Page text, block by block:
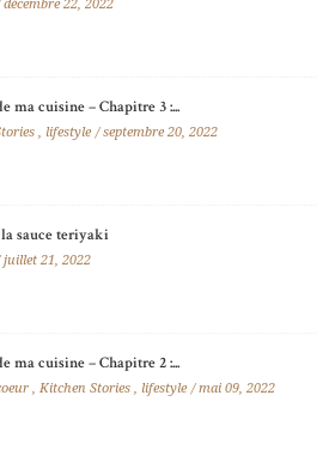
ma cuisine – Chapitre 3 :...
lifestyle septembre 20, 2022
la sauce teriyaki
juillet 21, 2022
ma cuisine – Chapitre 2 :...
Kitchen Stories lifestyle mai 09, 2022